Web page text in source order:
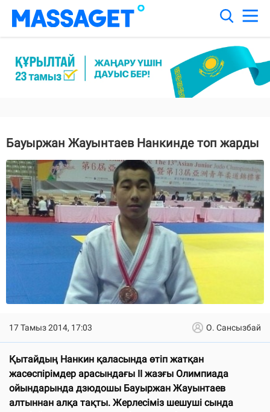
Бауыржан Жауынтаев Нанкинде топ жарды
17 Тамыз 2014, 17:03 О. Сансызбай
Қытайдың Нанкин қаласында өтіп жатқан
жасөспірімдер арасындағы ІІ жазғы Олимпиада
ойындарында дзюдошы Бауыржан Жауынтаев
алтыннан алқа тақты. Жерлесіміз шешуші сында